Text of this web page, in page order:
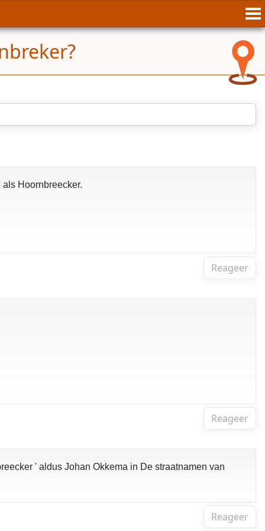
Hoornbreecker.
Reageer
Reageer
' aldus Johan Okkema in De straatnamen van
Reageer